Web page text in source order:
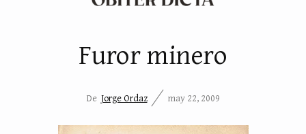
Furor minero
De Jorge Ordaz may 22, 2009